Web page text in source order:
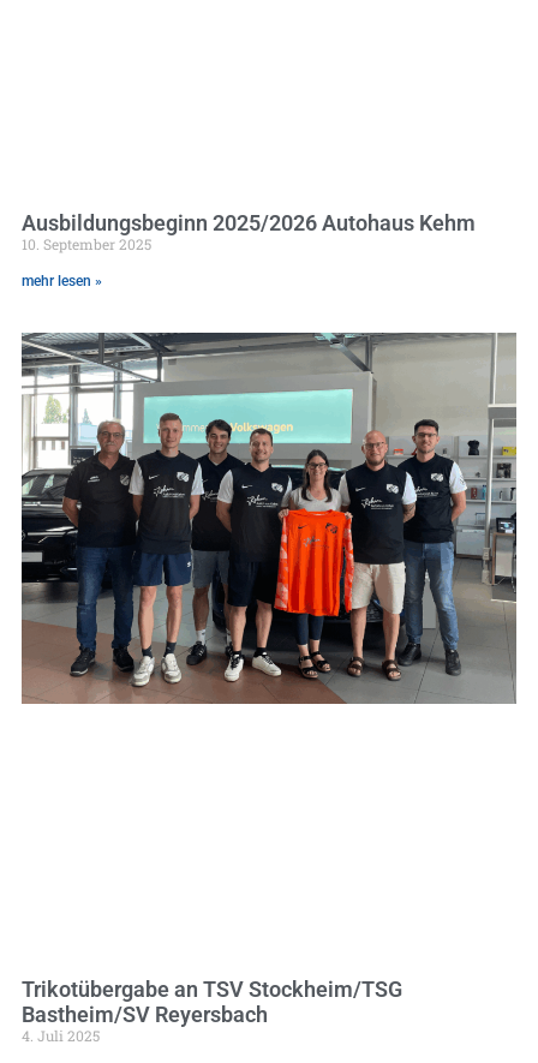
Ausbildungsbeginn 2025/2026 Autohaus Kehm
10. September 2025
mehr lesen »
Trikotübergabe an TSV Stockheim/TSG
Bastheim/SV Reyersbach
4. Juli 2025